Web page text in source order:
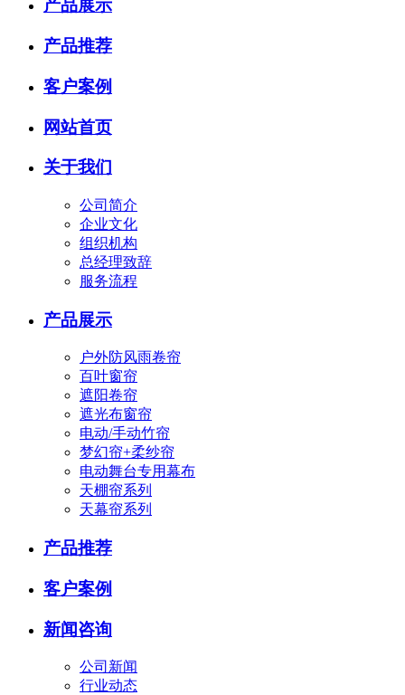
产品展示
产品推荐
客户案例
网站首页
关于我们
公司简介
企业文化
组织机构
总经理致辞
服务流程
产品展示
户外防风雨卷帘
百叶窗帘
遮阳卷帘
遮光布窗帘
电动/手动竹帘
梦幻帘+柔纱帘
电动舞台专用幕布
天棚帘系列
天幕帘系列
产品推荐
客户案例
新闻咨询
公司新闻
行业动态